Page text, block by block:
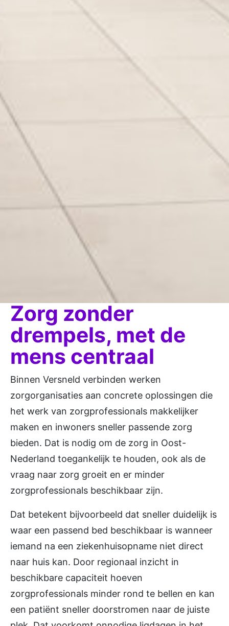
Zorg zonder
drempels, met de
mens centraal
Binnen Versneld verbinden werken
zorgorganisaties aan concrete oplossingen die
het werk van zorgprofessionals makkelijker
maken en inwoners sneller passende zorg
bieden. Dat is nodig om de zorg in Oost-
Nederland toegankelijk te houden, ook als de
vraag naar zorg groeit en er minder
zorgprofessionals beschikbaar zijn.
Dat betekent bijvoorbeeld dat sneller duidelijk is
waar een passend bed beschikbaar is wanneer
iemand na een ziekenhuisopname niet direct
naar huis kan. Door regionaal inzicht in
beschikbare capaciteit hoeven
zorgprofessionals minder rond te bellen en kan
een patiënt sneller doorstromen naar de juiste